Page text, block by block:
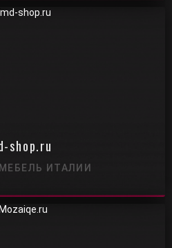
shop.ru
ИТАЛИИ